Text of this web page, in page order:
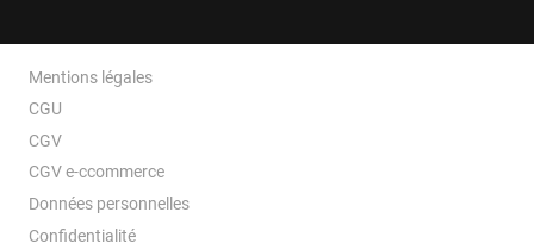
Mentions légales
CGU
CGV
CGV e-ccommerce
Données personnelles
Confidentialité